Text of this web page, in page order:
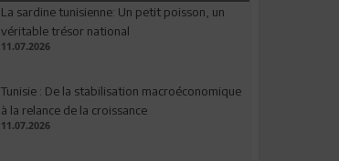
La sardine tunisienne: Un petit poisson, un
véritable trésor national
11.07.2026
Tunisie : De la stabilisation macroéconomique
à la relance de la croissance
11.07.2026